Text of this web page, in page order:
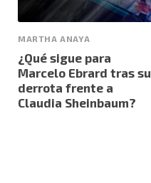
MARTHA ANAYA
¿Qué sigue para
Marcelo Ebrard tras su
derrota frente a
Claudia Sheinbaum?